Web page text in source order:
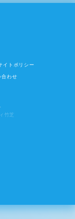
イトポリシー
合わせ
竹芝